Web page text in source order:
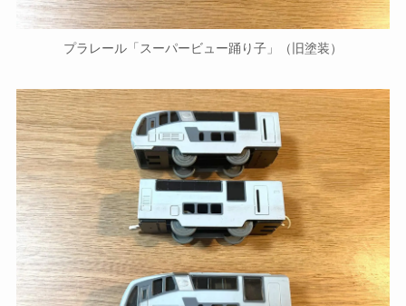
プラレール「スーパービュー踊り子」（旧塗装）